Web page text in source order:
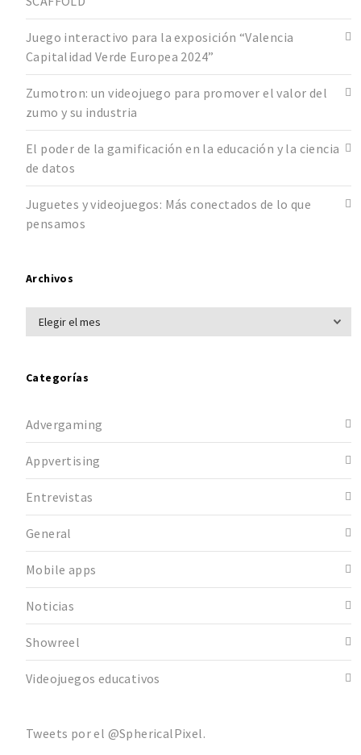
Juego interactivo para la exposición “Valencia
Capitalidad Verde Europea 2024”
Zumotron: un videojuego para promover el valor del
zumo y su industria
El poder de la gamificación en la educación y la ciencia
de datos
Juguetes y videojuegos: Más conectados de lo que
pensamos
Archivos
Categorías
Advergaming
Appvertising
Entrevistas
General
Mobile apps
Noticias
Showreel
Videojuegos educativos
Tweets por el @SphericalPixel.